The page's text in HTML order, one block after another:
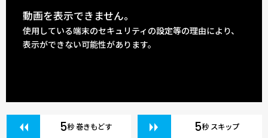
動画を表示できません。
使用している端末のセキュリティの設定等の理由により、
表示ができない可能性があります。
5秒 巻きもどす 5秒 スキップ